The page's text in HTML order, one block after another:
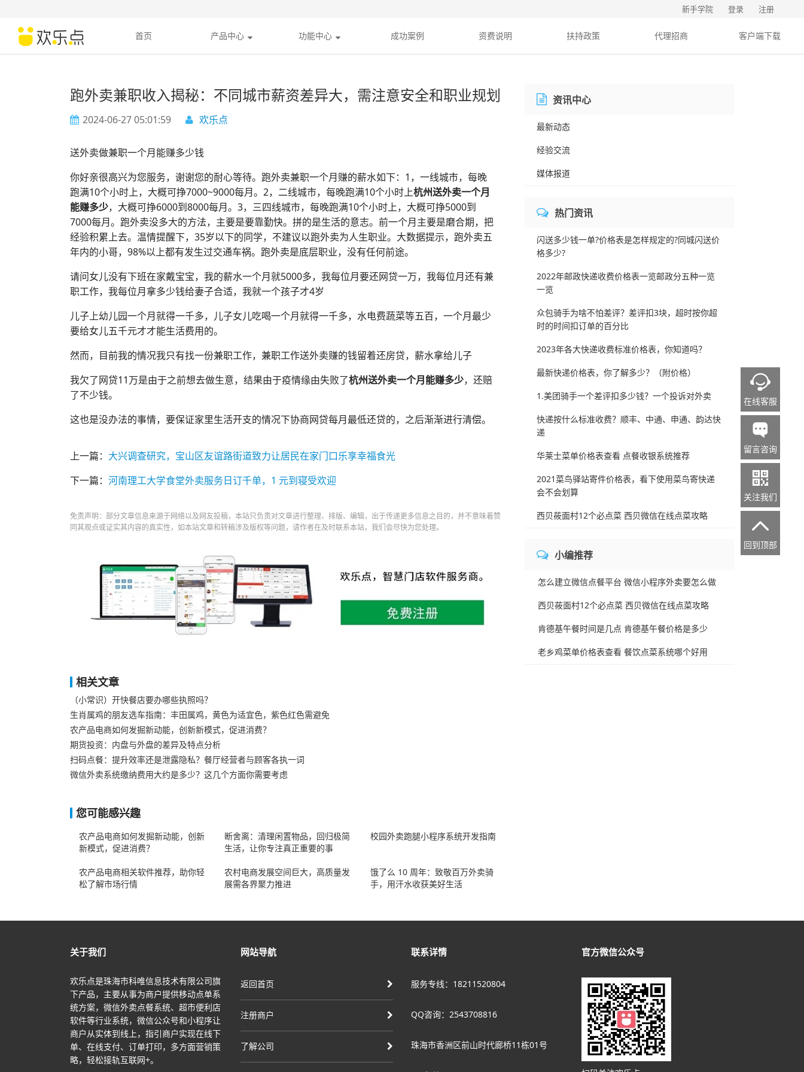
首页 产品中心 功能中心 成功案例 资费说明 扶持政策 代理招商 客户端下载
新手学院 登录 注册
跑外卖兼职收入揭秘：不同城市薪资差异大，需注意安全和职业规划
2024-06-27 05:01:59 欢乐点
送外卖做兼职一个月能赚多少钱
你好亲很高兴为您服务，谢谢您的耐心等待。跑外卖兼职一个月赚的薪水如下：1，一线城市，每晚
跑满10个小时上，大概可挣7000~9000每月。2，二线城市，每晚跑满10个小时上杭州送外卖一个月
能赚多少，大概可挣6000到8000每月。3，三四线城市，每晚跑满10个小时上，大概可挣5000到
7000每月。跑外卖没多大的方法，主要是要靠勤快。拼的是生活的意志。前一个月主要是磨合期，把
经验积累上去。温情提醒下，35岁以下的同学，不建议以跑外卖为人生职业。大数据提示，跑外卖五
年内的小哥，98%以上都有发生过交通车祸。跑外卖是底层职业，没有任何前途。
请问女儿没有下班在家戴宝宝，我的薪水一个月就5000多，我每位月要还网贷一万，我每位月还有兼
职工作，我每位月拿多少钱给妻子合适，我就一个孩子才4岁
儿子上幼儿园一个月就得一千多，儿子女儿吃喝一个月就得一千多，水电费蔬菜等五百，一个月最少
要给女儿五千元才才能生活费用的。
然而，目前我的情况我只有找一份兼职工作，兼职工作送外卖赚的钱留着还房贷，薪水拿给儿子
我欠了网贷11万是由于之前想去做生意，结果由于疫情缘由失败了杭州送外卖一个月能赚多少，还赔
了不少钱。
这也是没办法的事情，要保证家里生活开支的情况下协商网贷每月最低还贷的，之后渐渐进行清偿。
上一篇： 大兴调查研究，宝山区友谊路街道致力让居民在家门口乐享幸福食光
下一篇： 河南理工大学食堂外卖服务日订千单，1 元到寝受欢迎
免责声明：部分文章信息来源于网络以及网友投稿，本站只负责对文章进行整理、排版、编辑，出于传递更多信息之目的，并不意味着赞
同其观点或证实其内容的真实性，如本站文章和转稿涉及版权等问题，请作者在及时联系本站，我们会尽快为您处理。
相关文章
（小常识）开快餐店要办哪些执照吗？
生肖属鸡的朋友选车指南：丰田属鸡，黄色为适宜色，紫色红色需避免
农产品电商如何发掘新动能，创新新模式，促进消费？
期货投资：内盘与外盘的差异及特点分析
扫码点餐：提升效率还是泄露隐私？餐厅经营者与顾客各执一词
微信外卖系统缴纳费用大约是多少？这几个方面你需要考虑
您可能感兴趣
农产品电商如何发掘新动能，创新
新模式，促进消费？
断舍离：清理闲置物品，回归极简
生活，让你专注真正重要的事
校园外卖跑腿小程序系统开发指南
农产品电商相关软件推荐，助你轻
松了解市场行情
农村电商发展空间巨大，高质量发
展需各界聚力推进
饿了么 10 周年：致敬百万外卖骑
手，用汗水收获美好生活
资讯中心
最新动态
经验交流
媒体报道
热门资讯
闪送多少钱一单?价格表是怎样规定的?同城闪送价
格多少?
2022年邮政快递收费价格表一览邮政分五种一览
一览
众包骑手为啥不怕差评？差评扣3块，超时按你超
时的时间扣订单的百分比
2023年各大快递收费标准价格表，你知道吗？
最新快递价格表，你了解多少？（附价格）
1.美团骑手一个差评扣多少钱？一个投诉对外卖
快递按什么标准收费？顺丰、中通、申通、韵达快
递
华莱士菜单价格表查看 点餐收银系统推荐
2021菜鸟驿站寄件价格表，看下使用菜鸟寄快递
会不会划算
西贝莜面村12个必点菜 西贝微信在线点菜攻略
小编推荐
怎么建立微信点餐平台 微信小程序外卖要怎么做
西贝莜面村12个必点菜 西贝微信在线点菜攻略
肯德基午餐时间是几点 肯德基午餐价格是多少
老乡鸡菜单价格表查看 餐饮点菜系统哪个好用
关于我们
欢乐点是珠海市科唯信息技术有限公司旗
下产品，主要从事为商户提供移动点单系
统方案，微信外卖点餐系统、超市便利店
软件等行业系统，微信公众号和小程序让
商户从实体到线上，指引商户实现在线下
单、在线支付、订单打印，多方面营销策
略，轻松接轨互联网+。
网站导航
返回首页
注册商户
了解公司
联系详情
服务专线：18211520804
QQ咨询：2543708816
珠海市香洲区前山时代廊桥11栋01号
官方微信公众号

在线客服

留言咨询

关注我们

回到顶部